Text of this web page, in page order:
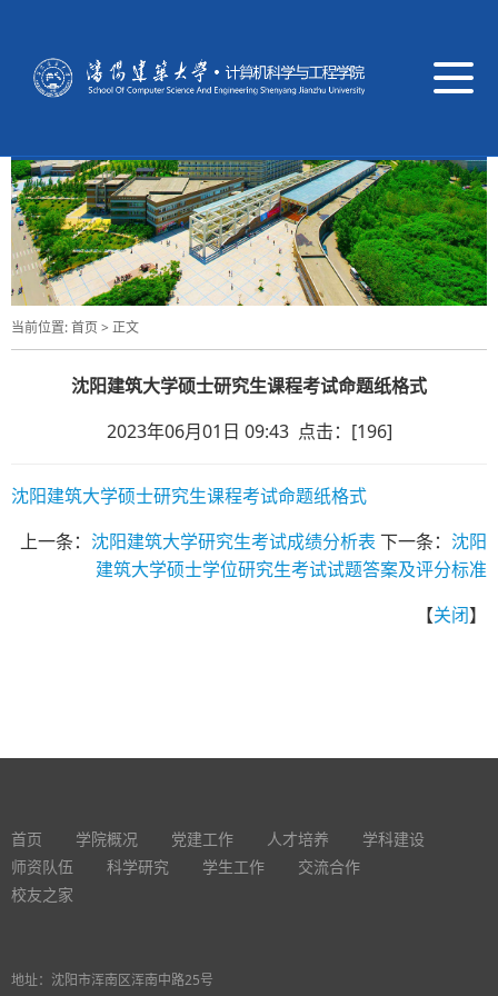
导
航
换
当前位置:首页> 正文
沈阳建筑大学硕士研究生课程考试命题纸格式
2023年06月01日 09:43 点击：[196]
沈阳建筑大学硕士研究生课程考试命题纸格式
上一条： 沈阳建筑大学研究生考试成绩分析表 下一条： 沈阳
建筑大学硕士学位研究生考试试题答案及评分标准
【关闭】
首页 学院概况 党建工作 人才培养
学科建设
师资队伍
科学研究 学生工作
交流合作
校友之家
地址：沈阳市浑南区浑南中路25号